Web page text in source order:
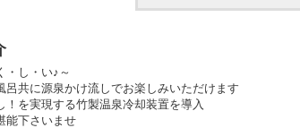
・し・い♪～
共に源泉かけ流しでお楽しみいただけます
を実現する竹製温泉冷却装置を導入
能下さいませ